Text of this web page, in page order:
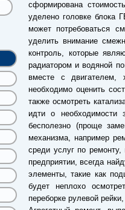
сформирована
уделено головке блока
может потребоваться
уделить внимание
контроль, которые
радиатором и водяной
вместе с двигателем,
необходимо оценить
также осмотреть
идти о необходимости
бесполезно (проще
механизма, например
среди услуг по
предприятии, всегда
элементы, такие как
будет неплохо
переборке рулевой